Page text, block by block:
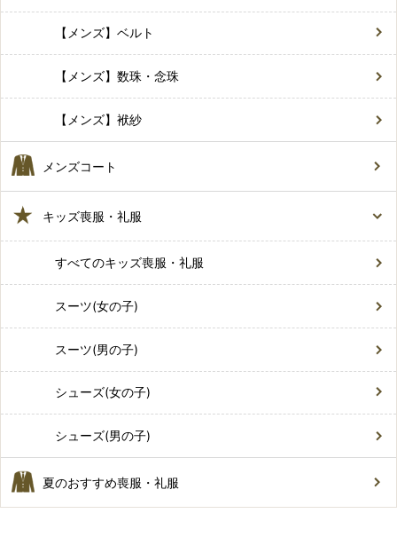
【メンズ】ベルト
【メンズ】数珠・念珠
【メンズ】袱紗
メンズコート
キッズ喪服・礼服
すべてのキッズ喪服・礼服
スーツ(女の子)
スーツ(男の子)
シューズ(女の子)
シューズ(男の子)
夏のおすすめ喪服・礼服